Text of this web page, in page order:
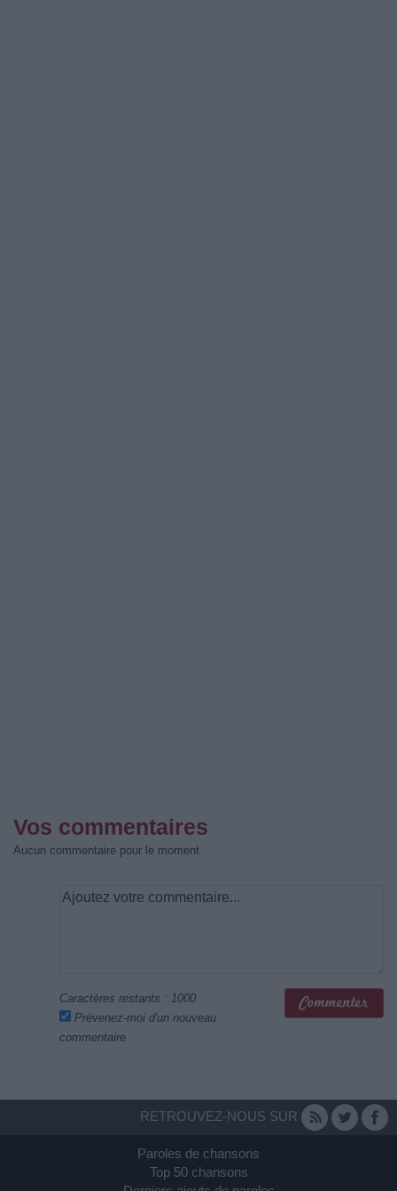
Vos commentaires
Aucun commentaire pour le moment
Caractères restants : 1000
Prévenez-moi d'un nouveau
commentaire
RETROUVEZ-NOUS SUR
Paroles de chansons
Top 50 chansons